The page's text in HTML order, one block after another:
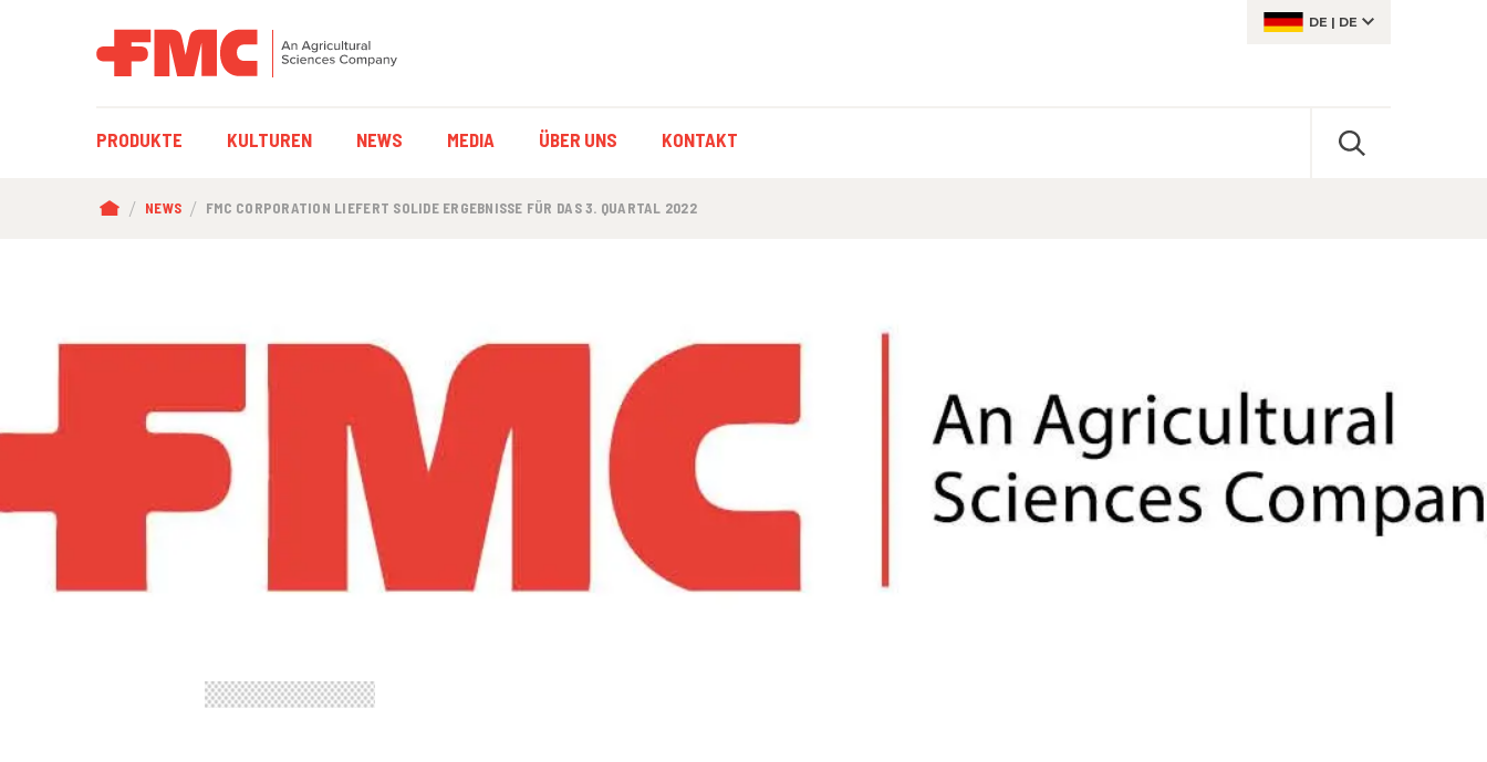
DE | DE
HAUPTNAVIGATION
PRODUKTE KULTUREN NEWS MEDIA ÜBER UNS KONTAKT
PFADNAVIGATION
NEWS FMC CORPORATION LIEFERT SOLIDE ERGEBNISSE FÜR DAS 3. QUARTAL 2022